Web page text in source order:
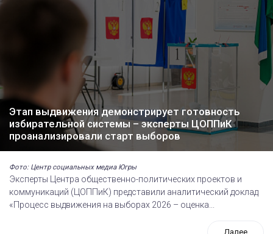
Этап выдвижения демонстрирует готовность
избирательной системы – эксперты ЦОППиК
проанализировали старт выборов
Фото: Центр социальных медиа Югры
Эксперты Центра общественно-политических проектов и
коммуникаций (ЦОППиК) представили аналитический доклад
«Процесс выдвижения на выборах 2026 – оценка...
Далее